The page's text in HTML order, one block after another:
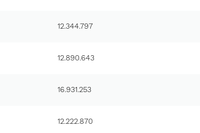
12.344.797
12.890.643
16.931.253
12.222.870